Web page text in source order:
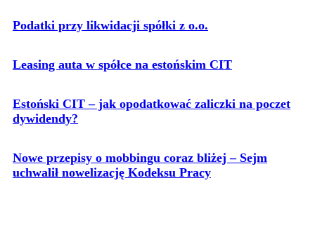
Podatki przy likwidacji spółki z o.o.
Leasing auta w spółce na estońskim CIT
Estoński CIT – jak opodatkować zaliczki na poczet
dywidendy?
Nowe przepisy o mobbingu coraz bliżej – Sejm
uchwalił nowelizację Kodeksu Pracy